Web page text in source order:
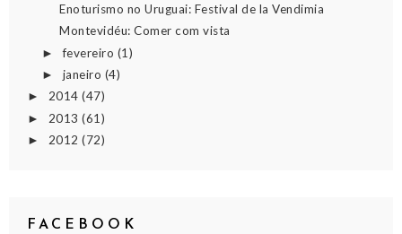
Enoturismo no Uruguai: Festival de la Vendimia
Montevidéu: Comer com vista
►fevereiro (1)
► janeiro (4)
► 2014 (47)
► 2013 (61)
► 2012 (72)
FACEBOOK